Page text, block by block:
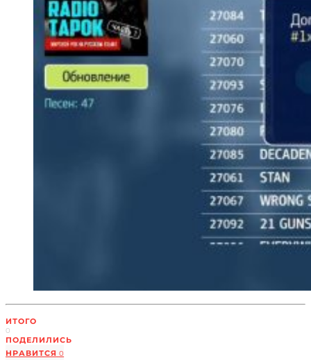
ИТОГО
0
ПОДЕЛИЛИСЬ
НРАВИТСЯ 0